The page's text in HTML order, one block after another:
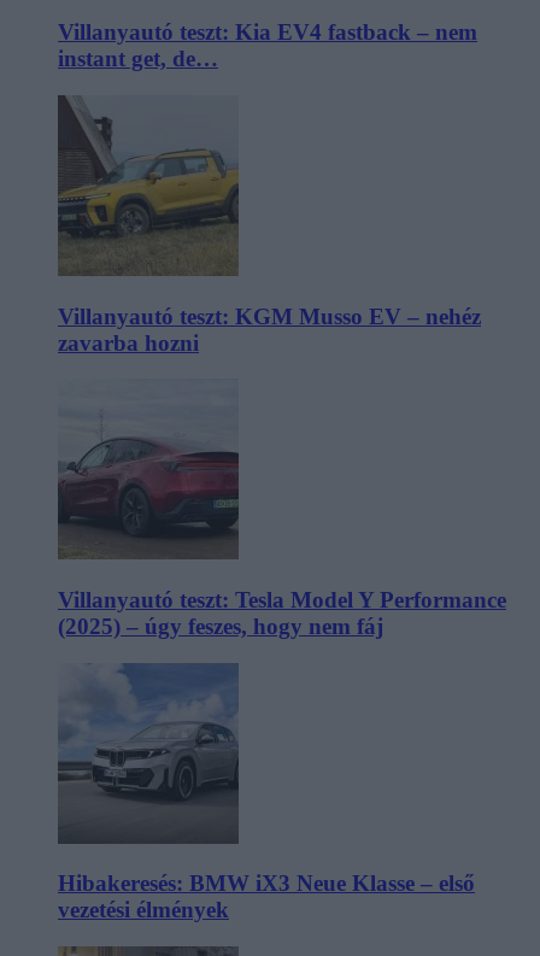
Villanyautó teszt: Kia EV4 fastback – nem
instant get, de…
Villanyautó teszt: KGM Musso EV – nehéz
zavarba hozni
Villanyautó teszt: Tesla Model Y Performance
(2025) – úgy feszes, hogy nem fáj
Hibakeresés: BMW iX3 Neue Klasse – első
vezetési élmények